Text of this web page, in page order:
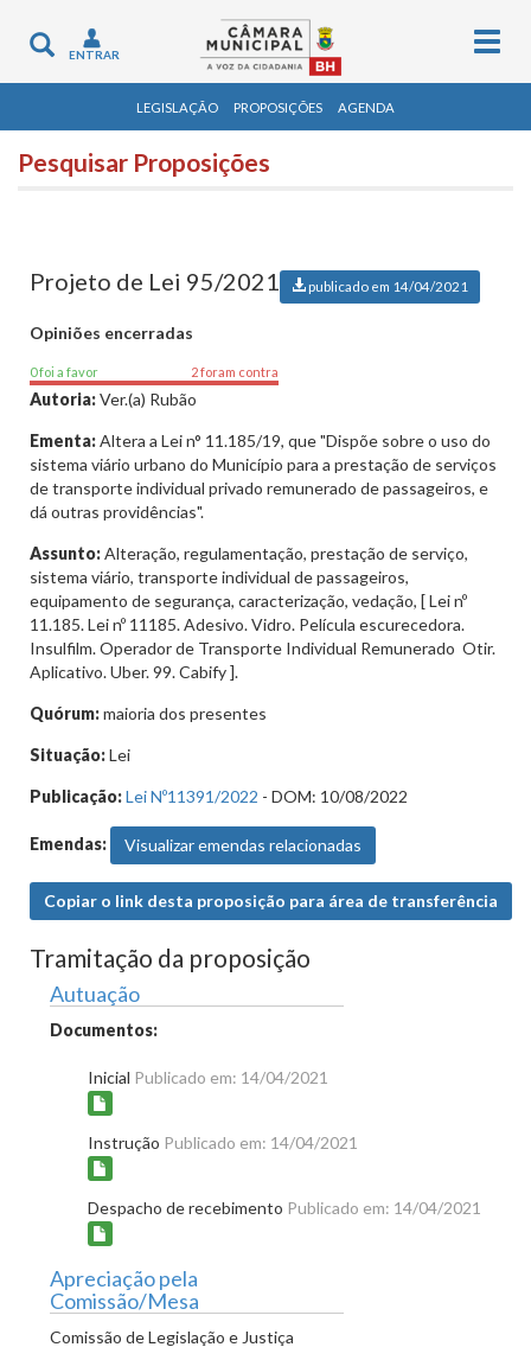
Toggle
navigation
ENTRAR
LEGISLAÇÃO PROPOSIÇÕES AGENDA
Pesquisar Proposições
Projeto de Lei 95/2021 publicado em 14/04/2021
Opiniões encerradas
0 foi a favor 2 foram contra
Autoria:Ver.(a) Rubão
Ementa:Altera a Lei n° 11.185/19, que "Dispõe sobre o uso do
sistema viário urbano do Município para a prestação de serviços
de transporte individual privado remunerado de passageiros, e
dá outras providências".
Assunto:Alteração, regulamentação, prestação de serviço,
sistema viário, transporte individual de passageiros,
equipamento de segurança, caracterização, vedação, [ Lei nº
11.185. Lei nº 11185. Adesivo. Vidro. Película escurecedora.
Insulfilm. Operador de Transporte Individual Remunerado  Otir.
Aplicativo. Uber. 99. Cabify ].
Quórum:maioria dos presentes
Situação:Lei
Publicação:Lei Nº11391/2022 - DOM: 10/08/2022
Emendas: Visualizar emendas relacionadas
Copiar o link desta proposição para área de transferência
Tramitação da proposição
Autuação
Documentos:
Inicial Publicado em: 14/04/2021
Instrução Publicado em: 14/04/2021
Despacho de recebimento Publicado em: 14/04/2021
Apreciação pela
Comissão/Mesa
Comissão de Legislação e Justiça